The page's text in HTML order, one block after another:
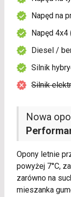
Nowa
Opony letnie
powyżej 7°C,
zarówno na
mieszanka
Napęd na
Napęd 4x4
Diesel /
Silnik
Silnik